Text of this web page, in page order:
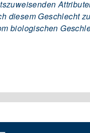
diesem Geschlecht
biologischen